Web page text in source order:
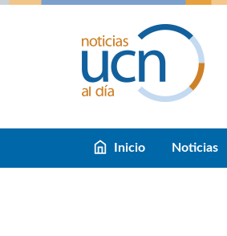
Inicio Noticias